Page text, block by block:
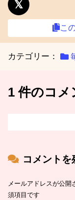
こ
カテゴリー：
1 件のコメ
コメントを
メールアドレスが公開
須項目です